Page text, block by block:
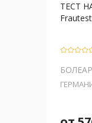
ТЕСТ
БОЛЕАР